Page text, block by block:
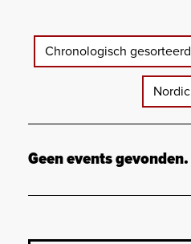
Chronologisch gesorteerd
Nordic
Geen events gevonden.